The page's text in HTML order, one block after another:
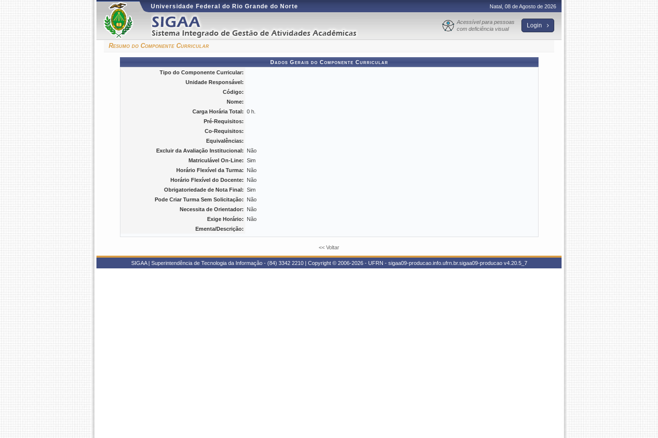
Universidade Federal do Rio Grande do Norte Natal, 08 de Agosto de 2026
Acessível para pessoas
com deficiência visual
Login
Resumo do Componente Curricular
Dados Gerais do Componente Curricular
Tipo do Componente Curricular:
Unidade Responsável:
Código:
Nome:
Carga Horária Total: 0 h.
Pré-Requisitos:
Co-Requisitos:
Equivalências:
Excluir da Avaliação Institucional:
Não
Matriculável On-Line: Sim
Horário Flexível da Turma:
Não
Horário Flexível do Docente:
Não
Obrigatoriedade de Nota Final: Sim
Pode Criar Turma Sem Solicitação:
Não
Necessita de Orientador:
Não
Exige Horário:
Não
Ementa/Descrição:
<< Voltar
SIGAA | Superintendência de Tecnologia da Informação - (84) 3342 2210 | Copyright © 2006-2026 - UFRN - sigaa09-producao.info.ufrn.br.sigaa09-producao v4.20.5_7